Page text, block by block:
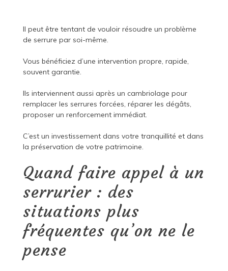
Il peut être tentant de vouloir résoudre un problème
de serrure par soi-même.
Vous bénéficiez d’une intervention propre, rapide,
souvent garantie.
Ils interviennent aussi après un cambriolage pour
remplacer les serrures forcées, réparer les dégâts,
proposer un renforcement immédiat.
C’est un investissement dans votre tranquillité et dans
la préservation de votre patrimoine.
Quand faire appel à un
serrurier : des
situations plus
fréquentes qu’on ne le
pense